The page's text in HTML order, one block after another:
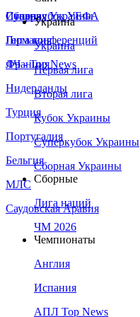
Сборная Украины
Италия
Германия
Франция
Нидерланды
Турция
Португалия
Бельгия
МЛС
Саудовская Аравия
Суперкубок УЕФА
Лига конференций
ЛЧ - Top News
Украина
Украина
Первая лига
Вторая лига
Кубок Украины
Суперкубок Украины
Сборная Украины
Сборные
Лига наций
ЧМ 2026
Чемпионаты
Англия
Испания
АПЛ Top News